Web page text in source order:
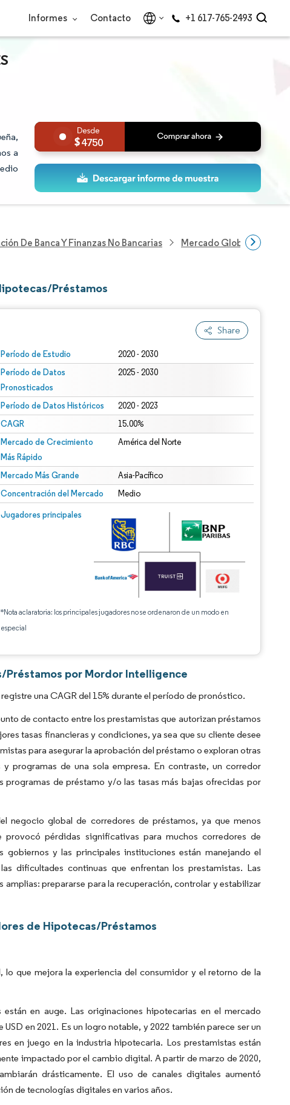
Informes Contacto +1 617-765-2493
a
4750
De Banca Y Finanzas No Bancarias Mercado Global De
Préstamos
Share
Período de Estudio 2020 - 2030
Período de Datos
Pronosticados
2025 - 2030
Período de Datos Históricos 2020 - 2023
CAGR 15.00%
Mercado de Crecimiento
Más Rápido
América del Norte
Mercado Más Grande Asia-Pacífico
Concentración del Mercado Medio
Jugadores principales
*Nota aclaratoria: los principales jugadores no se ordenaron de un modo en
especial
por Mordor Intelligence
una CAGR del 15% durante el período de pronóstico.
de contacto entre los prestamistas que autorizan préstamos
tasas financieras y condiciones, ya sea que su cliente desee
para asegurar la aprobación del préstamo o exploran otras
programas de una sola empresa. En contraste, un corredor
de préstamo y/o las tasas más bajas ofrecidas por
negocio global de corredores de préstamos, ya que menos
pérdidas significativas para muchos corredores de
y las principales instituciones están manejando el
dificultades continuas que enfrentan los prestamistas. Las
prepararse para la recuperación, controlar y estabilizar
de Hipotecas/Préstamos
que mejora la experiencia del consumidor y el retorno de la
en auge. Las originaciones hipotecarias en el mercado
en 2021. Es un logro notable, y 2022 también parece ser un
en juego en la industria hipotecaria. Los prestamistas están
impactado por el cambio digital. A partir de marzo de 2020,
drásticamente. El uso de canales digitales aumentó
de tecnologías digitales en varios años.